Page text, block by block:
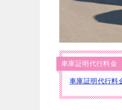
車庫証明代行料金
車庫証明代行料